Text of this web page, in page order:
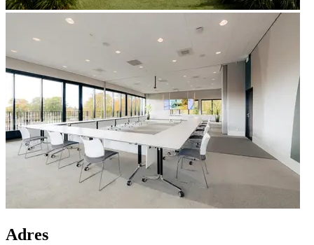
Adres